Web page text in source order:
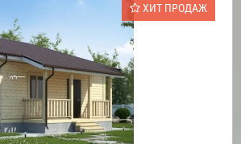
ХИТ ПРОДАЖ